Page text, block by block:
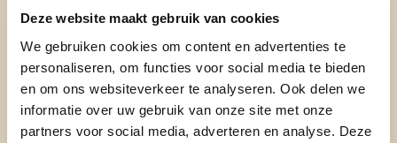
Deze website maakt gebruik van cookies
We gebruiken cookies om content en advertenties te
personaliseren, om functies voor social media te bieden
en om ons websiteverkeer te analyseren. Ook delen we
informatie over uw gebruik van onze site met onze
partners voor social media, adverteren en analyse. Deze
vergelijken. Let bij het kiezen van een aanbieder niet alleen
de garantievoorwaarden. Vraag om een gedetailleerde
offerte waarin duidelijk staat beschreven wat er precies
geleverd en geïnstalleerd wordt, wat de kosten zijn en welke
garanties er gelden. Dit voorkomt misverstanden en
onverwachte kosten achteraf.